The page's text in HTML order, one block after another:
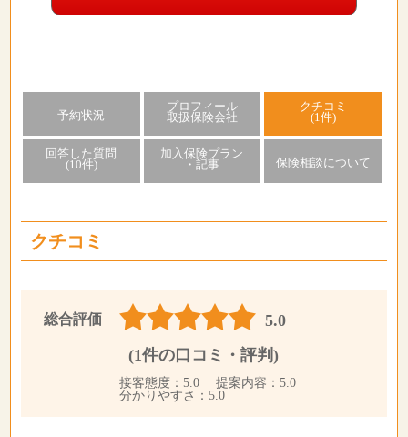
予約状況
プロフィール
取扱保険会社
クチコミ
(1件)
回答した質問
(10件)
加入保険プラン
・記事
保険相談について
クチコミ
総合評価
5.0
(1件の口コミ・評判)
接客態度：5.0 提案内容：5.0
分かりやすさ：5.0